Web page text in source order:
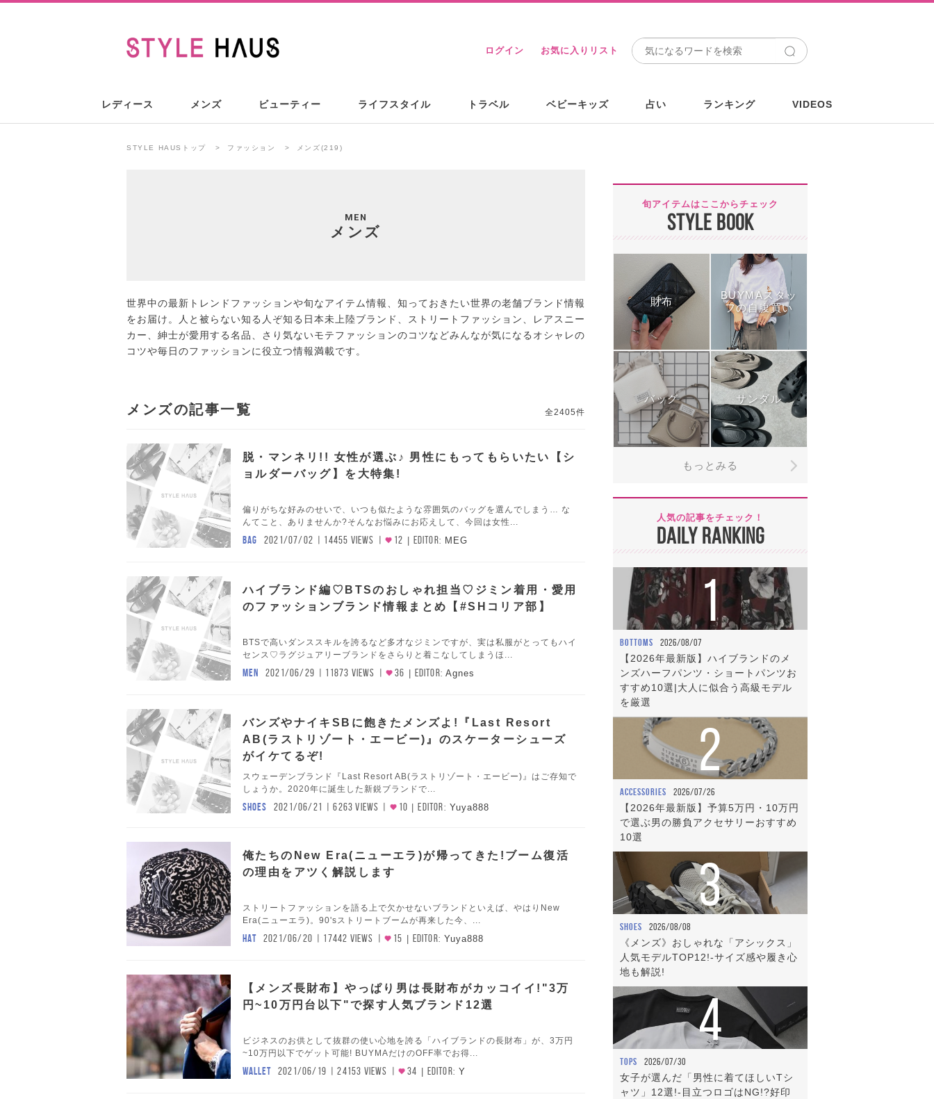
ログイン お気に入りリスト
レディース メンズ ビューティー ライフスタイル トラベル ベビーキッズ 占い ランキング VIDEOS
STYLE HAUSトップ ファッション メンズ(219)
MEN
メンズ
世界中の最新トレンドファッションや旬なアイテム情報、知っておきたい世界の老舗ブランド情報
をお届け。人と被らない知る人ぞ知る日本未上陸ブランド、ストリートファッション、レアスニー
カー、紳士が愛用する名品、さり気ないモテファッションのコツなどみんなが気になるオシャレの
コツや毎日のファッションに役立つ情報満載です。
メンズの記事一覧 全2405件
脱・マンネリ!! 女性が選ぶ♪ 男性にもってもらいたい【シ
ョルダーバッグ】を大特集!
偏りがちな好みのせいで、いつも似たような雰囲気のバッグを選んでしまう… な
んてこと、ありませんか?そんなお悩みにお応えして、今回は女性...
BAG 2021/07/02 14455 VIEWS 12 EDITOR: MEG
ハイブランド編♡BTSのおしゃれ担当♡ジミン着用・愛用
のファッションブランド情報まとめ【#SHコリア部】
BTSで高いダンススキルを誇るなど多才なジミンですが、実は私服がとってもハイ
センス♡ラグジュアリーブランドをさらりと着こなしてしまうほ...
MEN 2021/06/29 11873 VIEWS 36 EDITOR: Agnes
バンズやナイキSBに飽きたメンズよ!『Last Resort
AB(ラストリゾート・エービー)』のスケーターシューズ
がイケてるぞ!
スウェーデンブランド『Last Resort AB(ラストリゾート・エービー)』はご存知で
しょうか。2020年に誕生した新鋭ブランドで...
SHOES 2021/06/21 6263 VIEWS 10 EDITOR: Yuya888
俺たちのNew Era(ニューエラ)が帰ってきた!ブーム復活
の理由をアツく解説します
ストリートファッションを語る上で欠かせないブランドといえば、やはりNew
Era(ニューエラ)。90'sストリートブームが再来した今、...
HAT 2021/06/20 17442 VIEWS 15 EDITOR: Yuya888
【メンズ長財布】やっぱり男は長財布がカッコイイ!"3万
円~10万円台以下"で探す人気ブランド12選
ビジネスのお供として抜群の使い心地を誇る「ハイブランドの長財布」が、3万円
~10万円以下でゲット可能! BUYMAだけのOFF率でお得...
WALLET 2021/06/19 24153 VIEWS 34 EDITOR: Y
旬アイテムはここからチェック
STYLE BOOK
財布
BUYMAスタッ
フの自腹買い
バッグ サンダル
もっとみる
人気の記事をチェック！
DAILY RANKING
1
BOTTOMS 2026/08/07
【2026年最新版】ハイブランドのメ
ンズハーフパンツ・ショートパンツお
すすめ10選|大人に似合う高級モデル
を厳選
2
ACCESSORIES 2026/07/26
【2026年最新版】予算5万円・10万円
で選ぶ男の勝負アクセサリーおすすめ
10選
3
SHOES 2026/08/08
《メンズ》おしゃれな「アシックス」
人気モデルTOP12!-サイズ感や履き心
地も解説!
4
TOPS 2026/07/30
女子が選んだ「男性に着てほしいTシ
ャツ」12選!-目立つロゴはNG!?好印